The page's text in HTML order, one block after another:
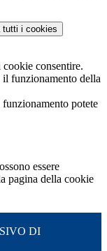
tutti i cookies
cookie consentire.
il funzionamento della
potete
essere
pagina della cookie
DI